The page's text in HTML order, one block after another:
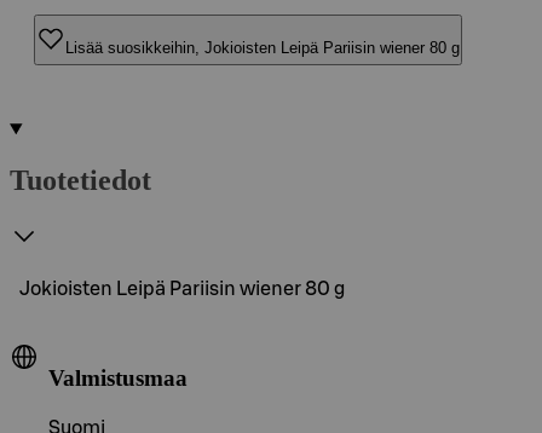
Lisää suosikkeihin, Jokioisten Leipä Pariisin wiener 80 g
Tuotetiedot
Jokioisten Leipä Pariisin wiener 80 g
Valmistusmaa
Suomi